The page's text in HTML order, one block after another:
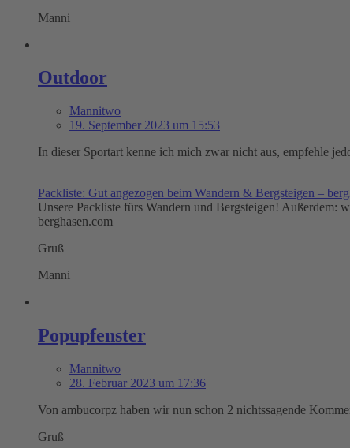
Manni
Outdoor
Mannitwo
19. September 2023 um 15:53
In dieser Sportart kenne ich mich zwar nicht aus, empfehle
Packliste: Gut angezogen beim Wandern & Bergsteigen –
Unsere Packliste fürs Wandern und Bergsteigen! Außerdem:
berghasen.com
Gruß
Manni
Popupfenster
Mannitwo
28. Februar 2023 um 17:36
Von ambucorpz haben wir nun schon 2 nichtssagende
Gruß